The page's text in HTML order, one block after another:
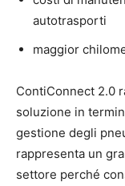
autotrasporti
maggior
ContiConnect 2.0
soluzione in
gestione degli
rappresenta un
settore perché